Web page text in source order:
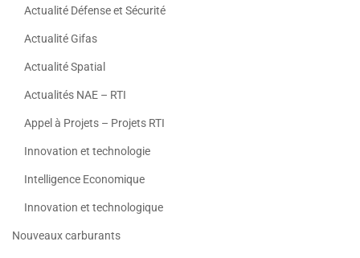
Actualité Défense et Sécurité
Actualité Gifas
Actualité Spatial
Actualités NAE – RTI
Appel à Projets – Projets RTI
Innovation et technologie
Intelligence Economique
Innovation et technologique
Nouveaux carburants